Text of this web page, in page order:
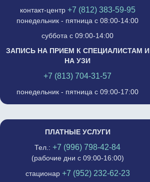
контакт-центр +7 (812) 383-59-95
понедельник - пятница с 08:00-14:00
суббота с 09:00-14:00
ЗАПИСЬ НА ПРИЕМ К СПЕЦИАЛИСТАМ И
НА УЗИ
+7 (813) 704-31-57
понедельник - пятница с 09:00-17:00
ПЛАТНЫЕ УСЛУГИ
Тел.: +7 (996) 798-42-84
(рабочие дни с 09:00-16:00)
стационар +7 (952) 232-62-23